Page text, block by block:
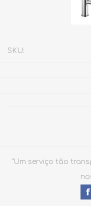
SKU:
"Um serviço tão